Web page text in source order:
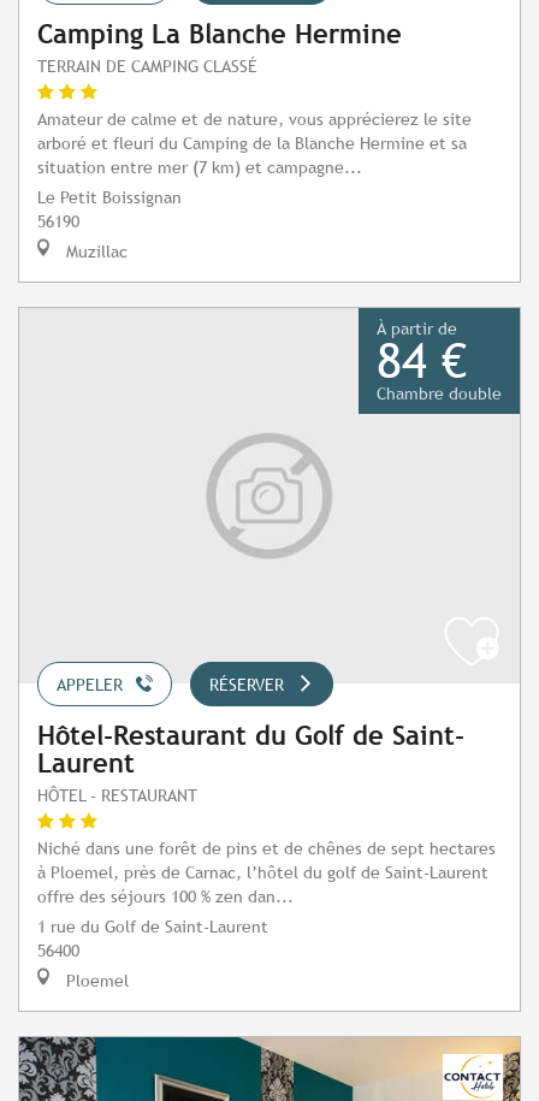
Camping La Blanche Hermine
TERRAIN DE CAMPING CLASSÉ
Amateur de calme et de nature, vous apprécierez le site
arboré et fleuri du Camping de la Blanche Hermine et sa
situation entre mer (7 km) et campagne...
Le Petit Boissignan
56190
Muzillac
À partir de
84 €
Chambre double
APPELER RÉSERVER
Hôtel-Restaurant du Golf de Saint-
Laurent
HÔTEL - RESTAURANT
Niché dans une forêt de pins et de chênes de sept hectares
à Ploemel, près de Carnac, l’hôtel du golf de Saint-Laurent
offre des séjours 100 % zen dan...
1 rue du Golf de Saint-Laurent
56400
Ploemel